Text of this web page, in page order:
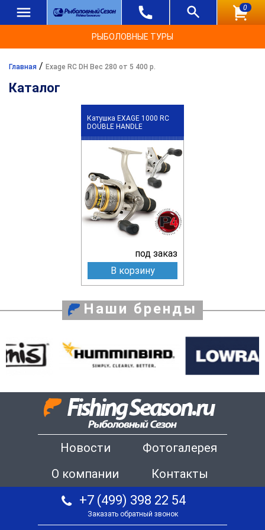
0
РЫБОЛОВНЫЕ ТУРЫ
Главная / Exage RC DH Вес 280 от 5 400 р.
Каталог
Катушка EXAGE 1000 RC
DOUBLE HANDLE
под заказ
В корзину
Наши бренды
Новости
Фотогалерея
О компании
Контакты
+7 (499) 398 22 54
Заказать обратный звонок